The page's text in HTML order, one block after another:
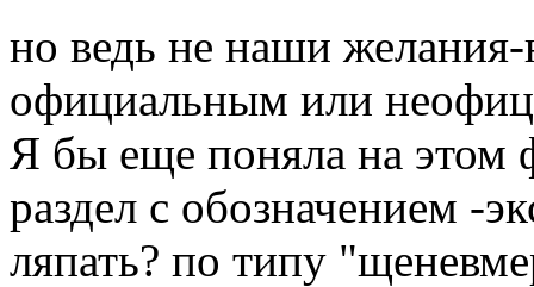
но ведь не наши
официальным или
Я бы еще поняла на этом
раздел с обозначением -
ляпать? по типу